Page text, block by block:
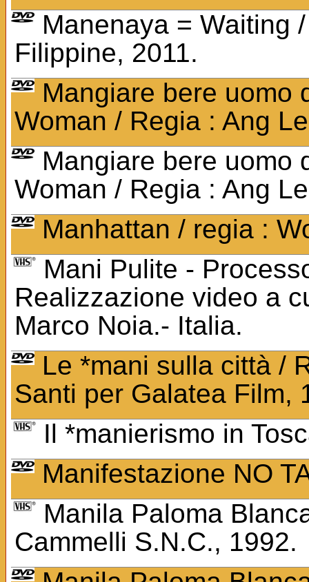
Manenaya = Waiting
Filippine, 2011.
Mangiare bere uomo
Woman / Regia : Ang
Mangiare bere uomo
Woman / Regia : Ang
Manhattan / regia :
Mani Pulite -
Realizzazione video a
Marco Noia.- Italia.
Le *mani sulla città /
Santi per Galatea Film,
Il *manierismo in
Manifestazione NO
Manila Paloma
Cammelli S.N.C., 1992.